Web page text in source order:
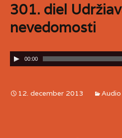
301. diel
nevedomosti
00:00
12. december 2013 Audio